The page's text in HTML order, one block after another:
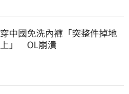
穿中國免洗內褲「突整件掉地
上」　OL崩潰